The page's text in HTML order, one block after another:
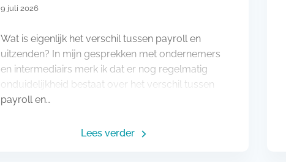
9 juli 2026
Wat is eigenlijk het verschil tussen payroll en
uitzenden? In mijn gesprekken met ondernemers
en intermediairs merk ik dat er nog regelmatig
onduidelijkheid bestaat over het verschil tussen
payroll en…
Lees verder